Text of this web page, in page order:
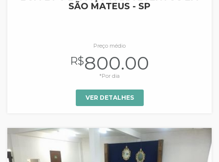
SÃO MATEUS - SP
Preço médio
R$800.00
*Por dia
VER DETALHES